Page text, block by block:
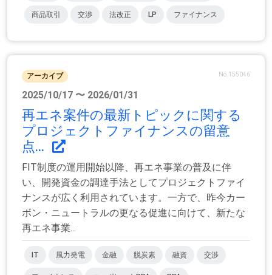
商品取引 交渉 法改正 LP ファイナンス
アーカイブ No.155046
2025/10/17 〜 2026/01/31
再エネ案件の最新トピックに関する
プロジェクトファイナンスの留意
点...
FIT制度の運用開始以降、再エネ事業の普及に伴
い、開発資金の調達手法としてプロジェクトファイ
ナンスが広く利用されています。一方で、昨今カー
ボン・ニュートラルの更なる促進に向けて、新たな
再エネ事業...
IT 風力発電 金融 脱炭素 融資 交渉